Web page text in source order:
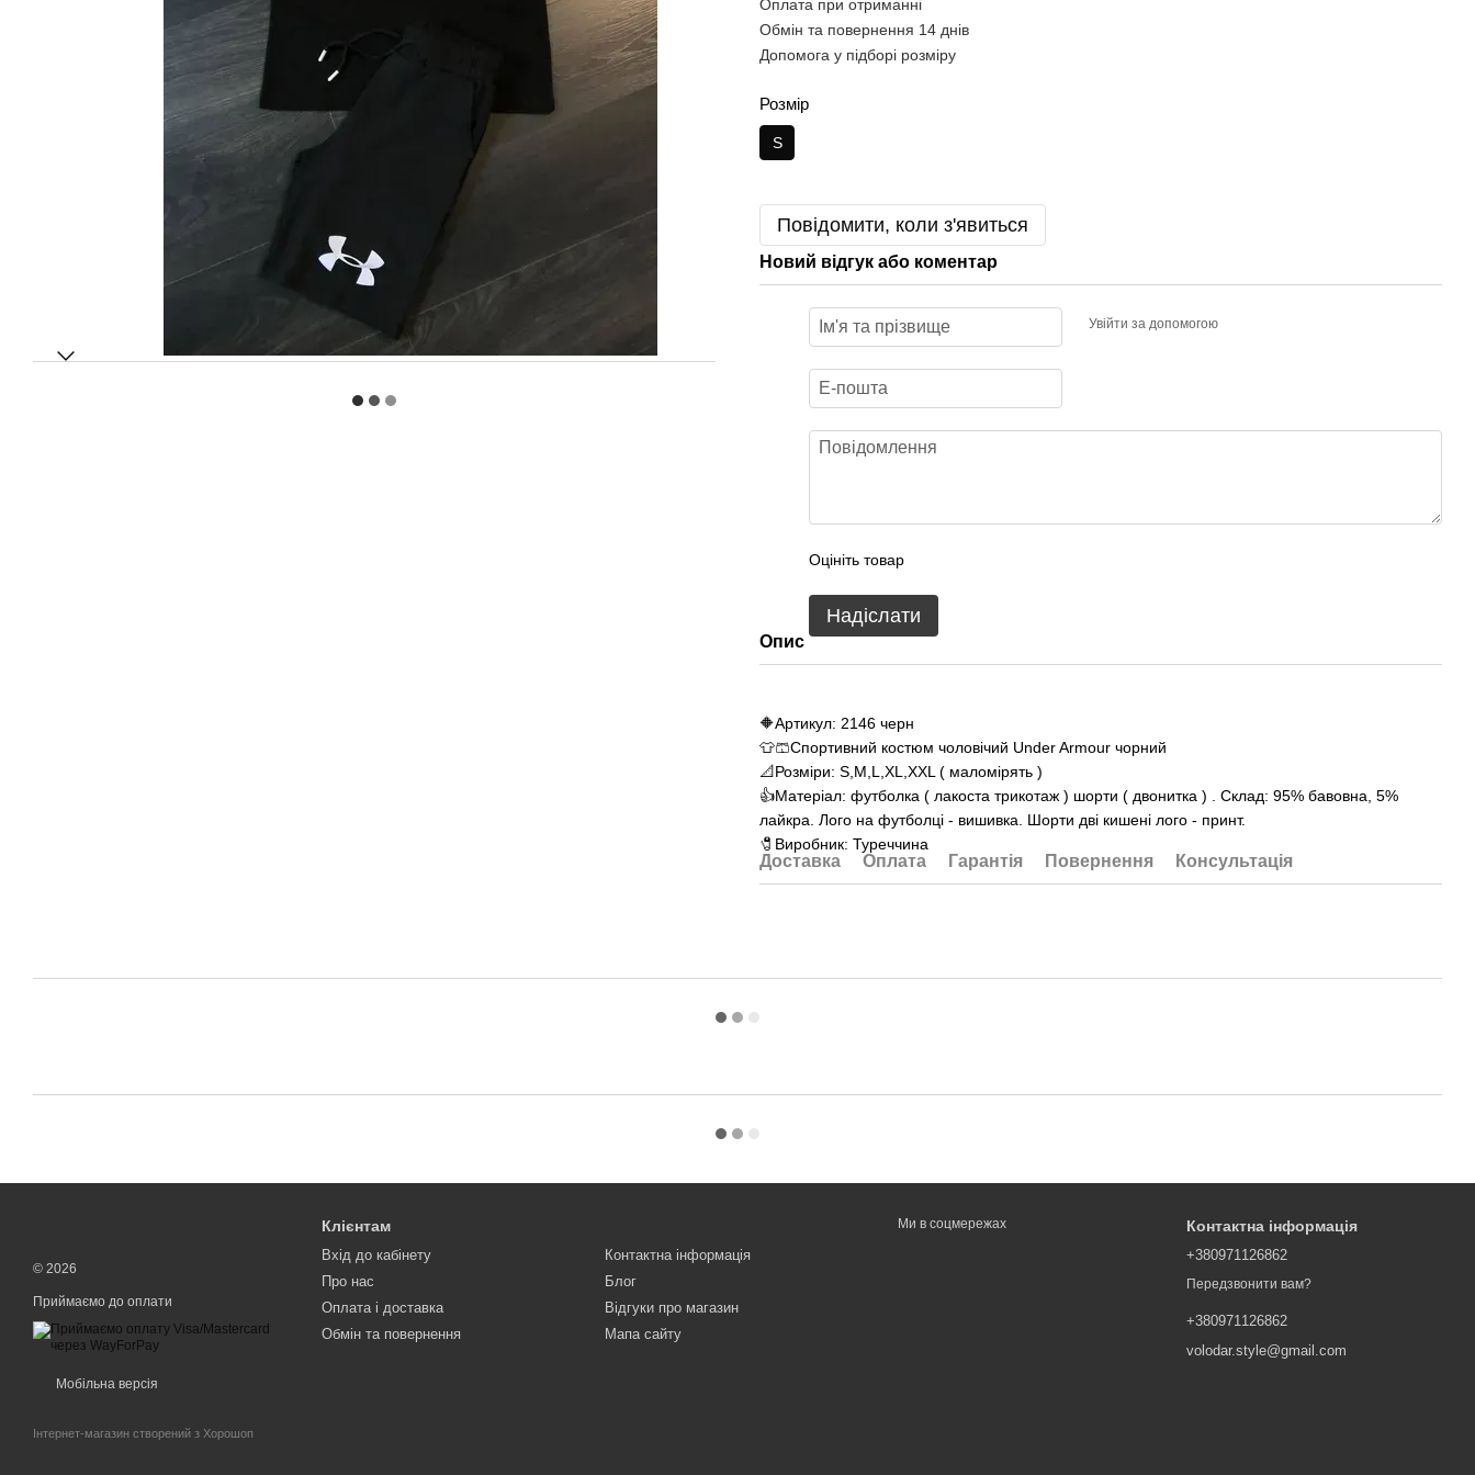
Оплата при отриманні
Обмін та повернення 14 днів
Допомога у підборі розміру
Розмір
S
Повідомити, коли з'явиться
Новий відгук або коментар
Увійти за допомогою
Оцініть товар
Надіслати
Опис
🔶Артикул: 2146 черн
👕🩳Спортивний костюм чоловічий Under Armour чорний
📐Розміри: S,M,L,XL,XXL ( маломірять )
👍Матеріал: футболка ( лакоста трикотаж ) шорти ( двонитка ) . Склад: 95% бавовна, 5%
лайкра. Лого на футболці - вишивка. Шорти дві кишені лого - принт.
🧷Виробник: Туреччина
Доставка Оплата Гарантія Повернення Консультація
© 2026
Приймаємо до оплати
Мобільна версія
Інтернет-магазин створений з Хорошоп
Клієнтам
Вхід до кабінету
Про нас
Оплата і доставка
Обмін та повернення
Контактна інформація
Блог
Відгуки про магазин
Мапа сайту
Ми в соцмережах Контактна інформація
+380971126862
Передзвонити вам?
+380971126862
volodar.style@gmail.com